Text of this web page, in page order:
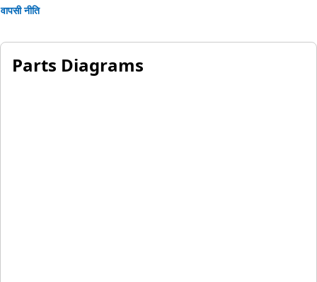
वापसी नीति
Parts Diagrams